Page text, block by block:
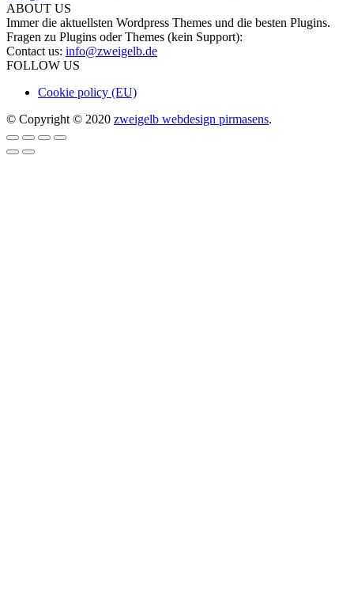
ABOUT US
Immer die aktuellsten Wordpress Themes und die besten Plugins.
Fragen zu Plugins oder Themes (kein Support):
Contact us: info@zweigelb.de
FOLLOW US
Cookie policy (EU)
© Copyright © 2020 zweigelb webdesign pirmasens.